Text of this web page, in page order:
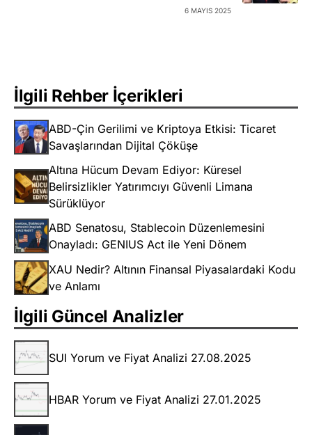
6 MAYIS 2025
İlgili Rehber İçerikleri
ABD-Çin Gerilimi ve Kriptoya Etkisi: Ticaret
Savaşlarından Dijital Çöküşe
Altına Hücum Devam Ediyor: Küresel
Belirsizlikler Yatırımcıyı Güvenli Limana
Sürüklüyor
ABD Senatosu, Stablecoin Düzenlemesini
Onayladı: GENIUS Act ile Yeni Dönem
XAU Nedir? Altının Finansal Piyasalardaki Kodu
ve Anlamı
İlgili Güncel Analizler
SUI Yorum ve Fiyat Analizi 27.08.2025
HBAR Yorum ve Fiyat Analizi 27.01.2025